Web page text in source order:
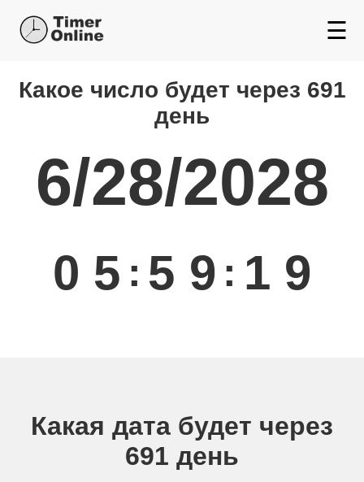
☰
Какой день будет через
Какое число будет через 691
день
6/28/2028
0 5 : 5 9 : 1 9
Какая дата будет через
691 день